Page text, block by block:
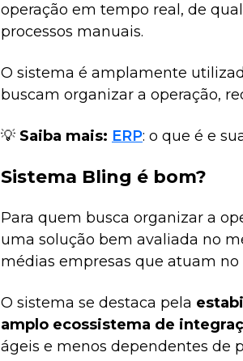
operação em tempo real, de
processos manuais.
O sistema é amplamente
buscam organizar a operação,
💡 Saiba mais: ERP: o que é e
Sistema Bling é bom?
Para quem busca organizar a
uma solução bem avaliada no
médias empresas que atuam no
O sistema se destaca pela
amplo ecossistema de
ágeis e menos dependentes de